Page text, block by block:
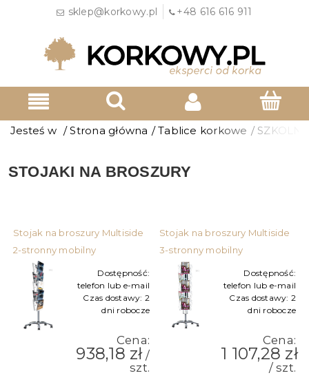
sklep@korkowy.pl +48 616 616 911
Jesteś w / Strona główna / Tablice korkowe / SZKOLNE
STOJAKI NA BROSZURY
Stojak na broszury Multiside
2-stronny mobilny
Dostępność:
telefon lub e-mail
Czas dostawy: 2
dni robocze
Cena:
938,18 zł/
szt.
Stojak na broszury Multiside
3-stronny mobilny
Dostępność:
telefon lub e-mail
Czas dostawy: 2
dni robocze
Cena:
1 107,28 zł
/ szt.